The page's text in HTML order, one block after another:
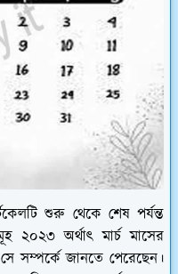
শুরু থেকে শেষ পর্যন্ত
২০২৩ অর্থাৎ মার্চ মাসের
সম্পর্কে জানতে পেরেছেন।